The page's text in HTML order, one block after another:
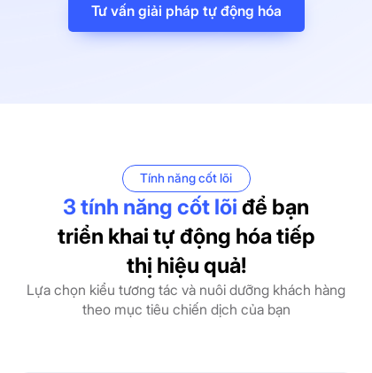
Tư vấn giải pháp tự động hóa
3 tính năng cốt lõi để bạn
triển khai tự động hóa tiếp
thị hiệu quả!
Lựa chọn kiểu tương tác và nuôi dưỡng khách hàng
theo mục tiêu chiến dịch của bạn
Tính năng cốt lõi